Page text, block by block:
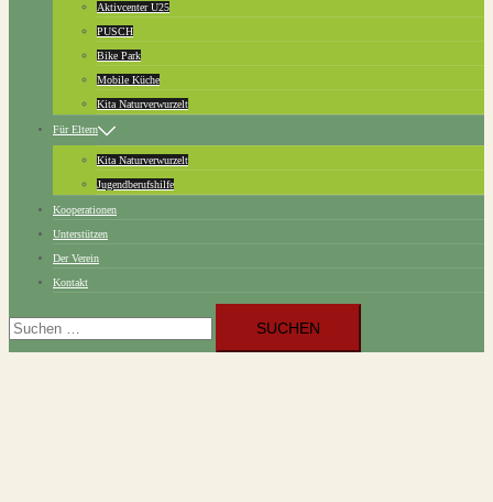
Aktivcenter U25
PUSCH
Bike Park
Mobile Küche
Kita Naturverwurzelt
Für Eltern
Kita Naturverwurzelt
Jugendberufshilfe
Kooperationen
Unterstützen
Der Verein
Kontakt
nach: